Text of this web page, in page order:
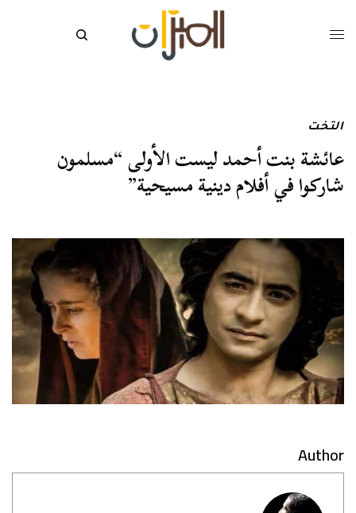
التخت
عائشة بنت أحمد ليست الأولى “مسلمون
شاركوا في أفلام دينية مسيحية”
Author